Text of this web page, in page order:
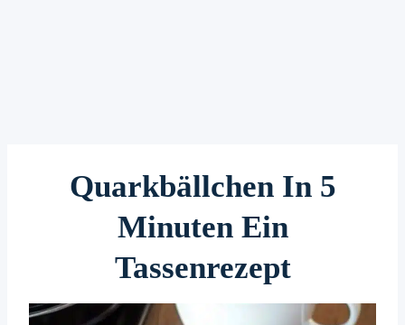
Quarkbällchen In 5
Minuten Ein
Tassenrezept